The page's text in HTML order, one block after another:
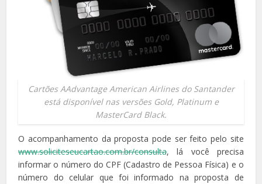
Cartões AAdvantage American Airlines do Santander
está disponível nas versões Gold, Platinum e
MasterCard Black.
O acompanhamento da proposta pode ser feito pelo site
www.soliciteseucartao.com.br/consulta, lá você precisa
informar o número do CPF (Cadastro de Pessoa Física) e o
número do celular que foi informado na proposta de